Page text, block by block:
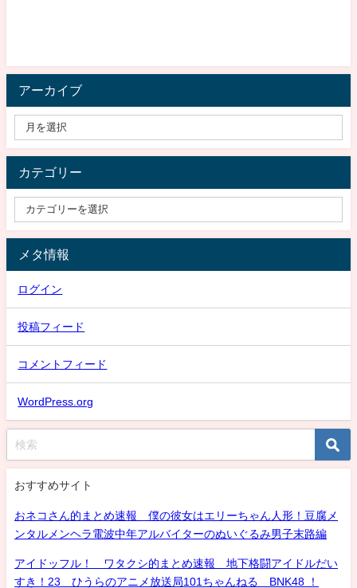
アーカイブ
カテゴリー
メタ情報
ログイン
投稿フィード
コメントフィード
WordPress.org
おすすめサイト
おネコさん的まとめ速報 僕の彼女はエリーちゃん人形！豆腐メ
ンタルメンヘラ電波中年アルバイターのぬいぐるみ男子末路編
アイドッフル！ ワタクシ的まとめ速報 地下格闘アイドルだい
すき！23 ひうらのアニメ放送局101ちゃんねる BNK48 ！